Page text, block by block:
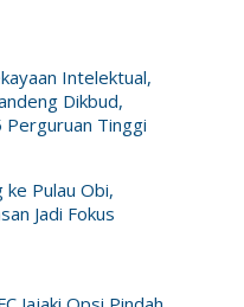
Intelektual,
Dikbud,
Tinggi
ke Pulau Obi,
Jadi Fokus